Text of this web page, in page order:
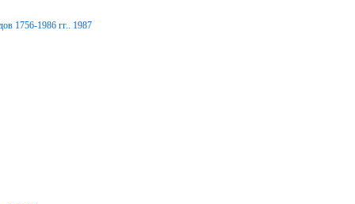
1756-1986 гг.. 1987